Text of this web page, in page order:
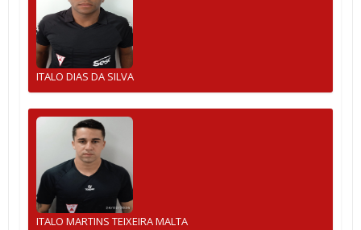
ITALO DIAS DA SILVA
ITALO MARTINS TEIXEIRA MALTA